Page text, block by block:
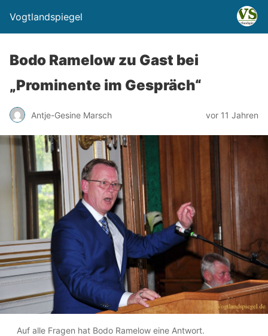
Vogtlandspiegel
Bodo Ramelow zu Gast bei
„Prominente im Gespräch“
Antje-Gesine Marsch vor 11 Jahren
Auf alle Fragen hat Bodo Ramelow eine Antwort.